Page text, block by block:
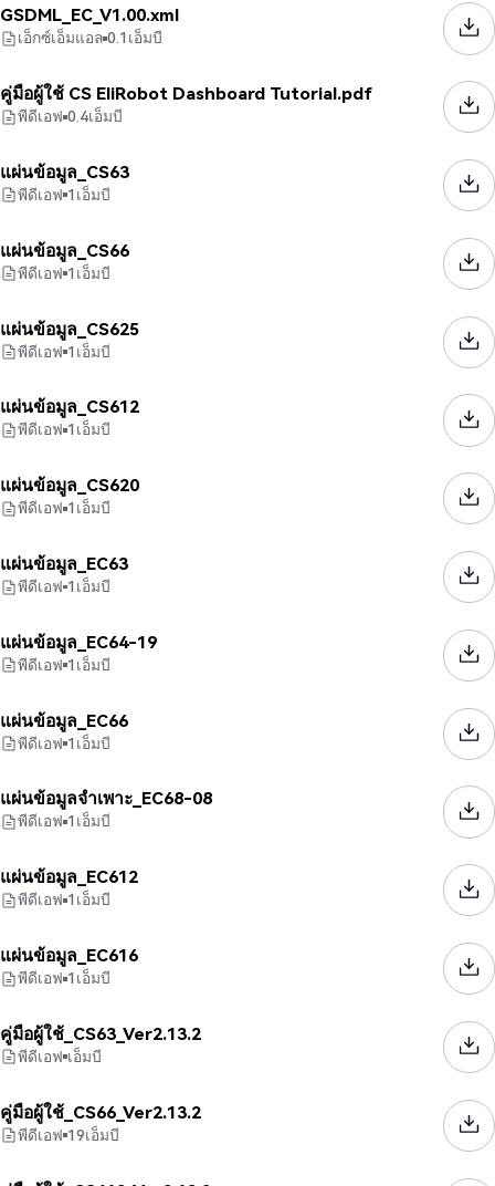
GSDML_EC_V1.00.xml
เอ็กซ์เอ็มแอล 0.1เอ็มบี
คู่มือผู้ใช้ CS EliRobot Dashboard Tutorial.pdf
พีดีเอฟ 0.4เอ็มบี
แผ่นข้อมูล_CS63
พีดีเอฟ 1เอ็มบี
แผ่นข้อมูล_CS66
พีดีเอฟ 1เอ็มบี
แผ่นข้อมูล_CS625
พีดีเอฟ 1เอ็มบี
แผ่นข้อมูล_CS612
พีดีเอฟ 1เอ็มบี
แผ่นข้อมูล_CS620
พีดีเอฟ 1เอ็มบี
แผ่นข้อมูล_EC63
พีดีเอฟ 1เอ็มบี
แผ่นข้อมูล_EC64-19
พีดีเอฟ 1เอ็มบี
แผ่นข้อมูล_EC66
พีดีเอฟ 1เอ็มบี
แผ่นข้อมูลจำเพาะ_EC68-08
พีดีเอฟ 1เอ็มบี
แผ่นข้อมูล_EC612
พีดีเอฟ 1เอ็มบี
แผ่นข้อมูล_EC616
พีดีเอฟ 1เอ็มบี
คู่มือผู้ใช้_CS63_Ver2.13.2
พีดีเอฟ เอ็มบี
คู่มือผู้ใช้_CS66_Ver2.13.2
พีดีเอฟ 19เอ็มบี